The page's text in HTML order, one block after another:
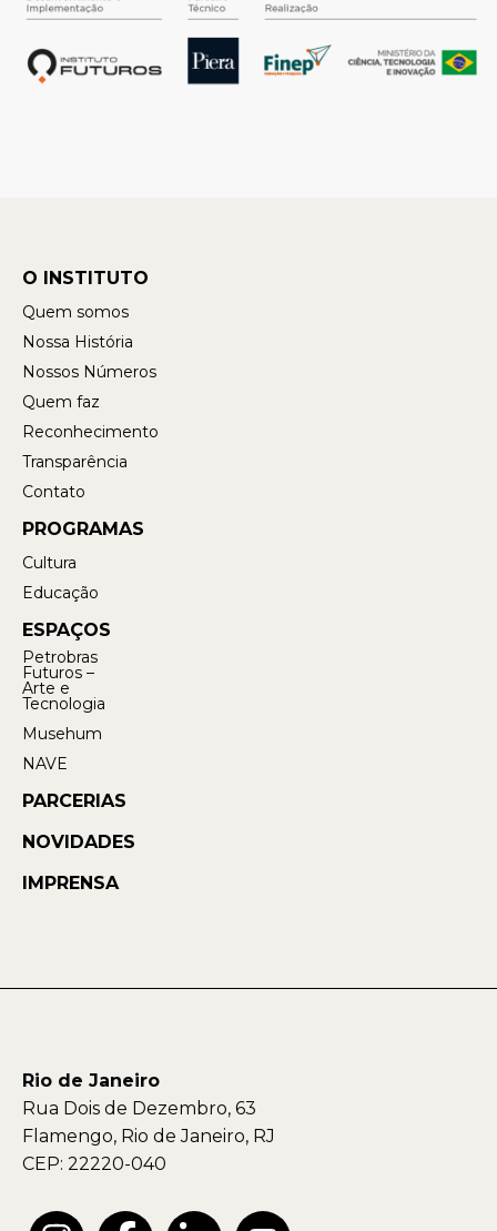
O INSTITUTO
Quem somos
Nossa História
Nossos Números
Quem faz
Reconhecimento
Transparência
Contato
PROGRAMAS
Cultura
Educação
ESPAÇOS
Petrobras
Futuros –
Arte e
Tecnologia
Musehum
NAVE
PARCERIAS
NOVIDADES
IMPRENSA
Rio de Janeiro
Rua Dois de Dezembro, 63
Flamengo, Rio de Janeiro, RJ
CEP: 22220-040